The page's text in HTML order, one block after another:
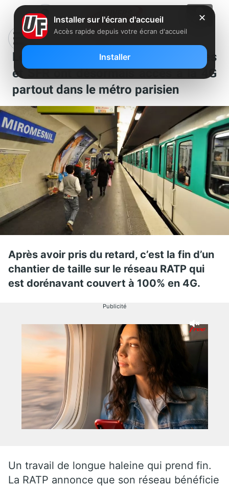
Les abonnés Orange, Free, Bouygues
et SFR ont désormais accès à la 4G
partout dans le métro parisien
Après avoir pris du retard, c’est la fin d’un
chantier de taille sur le réseau RATP qui
est dorénavant couvert à 100% en 4G.
Publicité
Un travail de longue haleine qui prend fin.
La RATP annonce que son réseau bénéficie
✕
Installer sur l'écran d'accueil
Accès rapide depuis votre écran d'accueil
Installer